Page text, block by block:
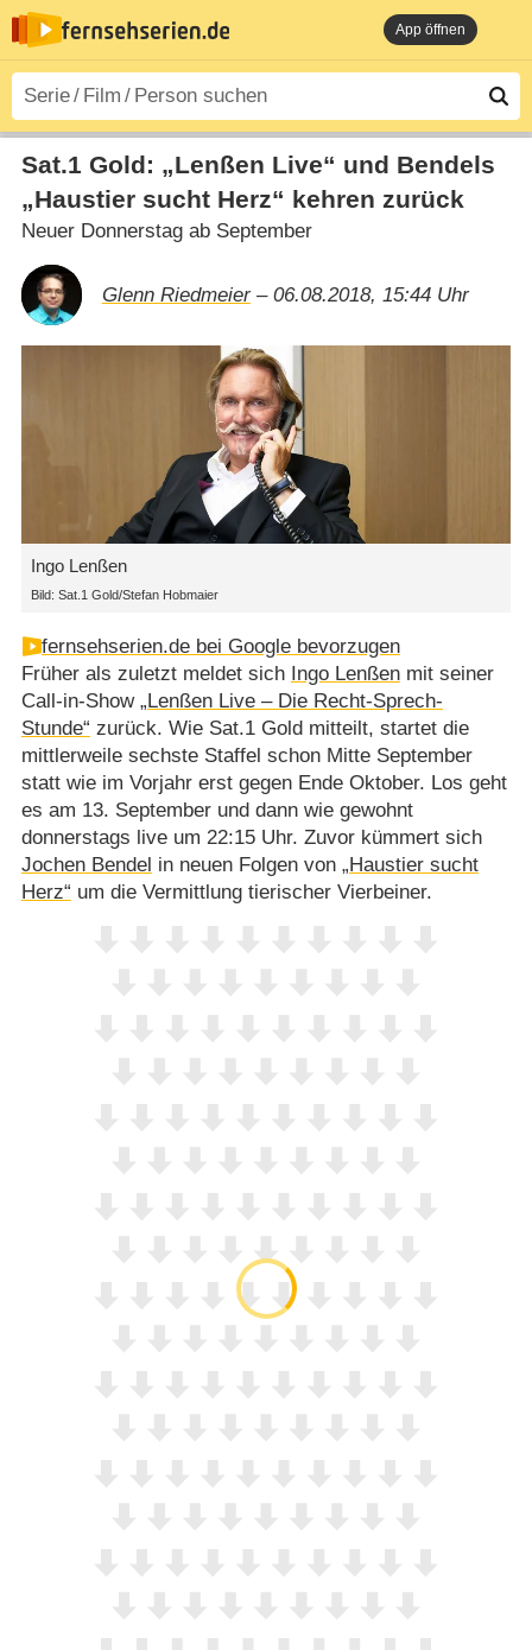
App öffnen
Sat.1 Gold: „Lenßen Live“ und Bendels
„Haustier sucht Herz“ kehren zurück
Neuer Donnerstag ab September
Glenn Riedmeier– 06.08.2018, 15:44 Uhr
Ingo Lenßen
Bild: Sat.1 Gold/Stefan Hobmaier
fernsehserien.de bei Google bevorzugen
Früher als zuletzt meldet sich Ingo Lenßenmit seiner
Call-in-Show „Lenßen Live – Die Recht-Sprech-
Stunde“ zurück. Wie Sat.1 Gold mitteilt, startet die
mittlerweile sechste Staffel schon Mitte September
statt wie im Vorjahr erst gegen Ende Oktober. Los geht
es am 13. September und dann wie gewohnt
donnerstags live um 22:15 Uhr. Zuvor kümmert sich
Jochen Bendel in neuen Folgen von „Haustier sucht
Herz“ um die Vermittlung tierischer Vierbeiner.